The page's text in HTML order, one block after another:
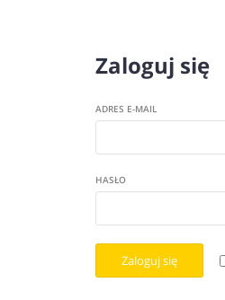
Zaloguj się
ADRES E-MAIL
HASŁO
Zaloguj się